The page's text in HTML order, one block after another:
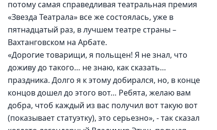
потому самая справедливая театральная премия
«Звезда Театрала» все же состоялась, уже в
пятнадцатый раз, в лучшем театре страны –
Вахтанговском на Арбате.
«Дорогие товарищи, я польщен! Я не знал, что
доживу до такого… не знаю, как сказать…
праздника. Долго я к этому добирался, но, в конце
концов дошел до этого вот… Ребята, желаю вам
добра, чтоб каждый из вас получил вот такую вот
(показывает статуэтку), это серьезно», - так сказал